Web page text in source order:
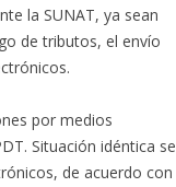
la SUNAT, ya sean
de tributos, el envío
por medios
Situación idéntica se
de acuerdo con